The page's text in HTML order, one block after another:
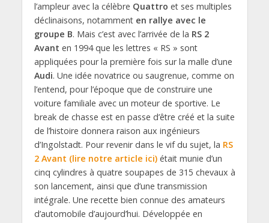
l’ampleur avec la célèbre Quattro et ses multiples
déclinaisons, notamment en rallye avec le
groupe B. Mais c’est avec l’arrivée de la RS 2
Avant en 1994 que les lettres « RS » sont
appliquées pour la première fois sur la malle d’une
Audi. Une idée novatrice ou saugrenue, comme on
l’entend, pour l’époque que de construire une
voiture familiale avec un moteur de sportive. Le
break de chasse est en passe d’être créé et la suite
de l’histoire donnera raison aux ingénieurs
d’Ingolstadt. Pour revenir dans le vif du sujet, la RS
2 Avant (lire notre article ici)était munie d’un
cinq cylindres à quatre soupapes de 315 chevaux à
son lancement, ainsi que d’une transmission
intégrale. Une recette bien connue des amateurs
d’automobile d’aujourd’hui. Développée en